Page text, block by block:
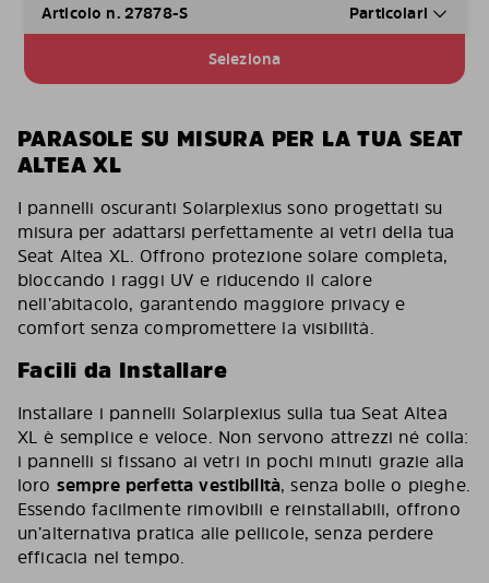
Articolo n. 27878-S Particolari
Seleziona
PARASOLE SU MISURA PER LA TUA SEAT
ALTEA XL
I pannelli oscuranti Solarplexius sono progettati su
misura per adattarsi perfettamente ai vetri della tua
Seat Altea XL. Offrono protezione solare completa,
bloccando i raggi UV e riducendo il calore
nell’abitacolo, garantendo maggiore privacy e
comfort senza compromettere la visibilità.
Facili da Installare
Installare i pannelli Solarplexius sulla tua Seat Altea
XL è semplice e veloce. Non servono attrezzi né colla:
i pannelli si fissano ai vetri in pochi minuti grazie alla
loro sempre perfetta vestibilità, senza bolle o pieghe.
Essendo facilmente rimovibili e reinstallabili, offrono
un’alternativa pratica alle pellicole, senza perdere
efficacia nel tempo.